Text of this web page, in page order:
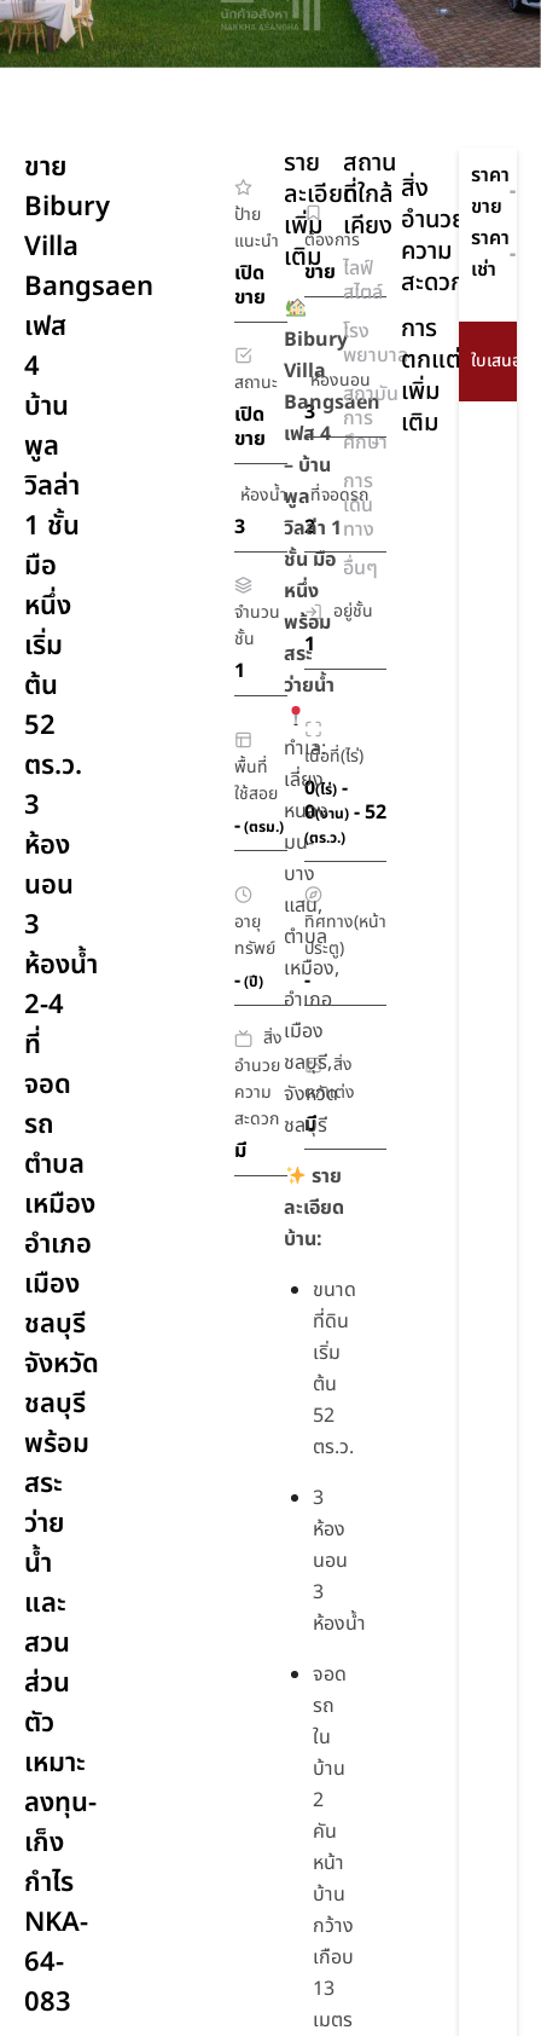
ขาย
Bibury
Villa
Bangsaen
เฟส
4
บ้าน
พูล
วิลล่า
1 ชั้น
มือ
หนึ่ง
เริ่ม
ต้น
52
ตร.ว.
3
ห้อง
นอน
3
ห้องน้ำ
2-4
ที่
จอด
รถ
ตำบล
เหมือง
อำเภอ
เมือง
ชลบุรี
จังหวัด
ชลบุรี
พร้อม
สระ
ว่าย
น้ำ
และ
สวน
ส่วน
ตัว
เหมาะ
ลงทุน-
เก็ง
กำไร
NKA-
64-
083
ป้าย
แนะนำ
เปิด
ขาย
ต้องการ
ขาย
สถานะ
เปิด
ขาย
ห้องนอน
3
ห้องน้ำ
3
ที่จอดรถ
2
จำนวน
ชั้น
1
อยู่ชั้น
1
พื้นที่
ใช้สอย
-(ตรม.)
เนื้อที่(ไร่)
0(ไร่) -
0(งาน) - 52
(ตร.ว.)
อายุ
ทรัพย์
-(ปี)
ทิศทาง(หน้า
ประตู)
-
สิ่ง
อำนวย
ความ
สะดวก
มี
สิ่ง
ตกแต่ง
มี
ราย
ละเอียด
เพิ่ม
เติม
Bibury
Villa
Bangsaen
เฟส 4
– บ้าน
พูล
วิลล่า 1
ชั้น มือ
หนึ่ง
พร้อม
สระ
ว่ายน้ำ
ทำเล:
เลี่ยง
หนอง
มน-
บาง
แสน,
ตำบล
เหมือง,
อำเภอ
เมือง
ชลบุรี,
จังหวัด
ชลบุรี
ราย
ละเอียด
บ้าน:
ขนาด
ที่ดิน
เริ่ม
ต้น
52
ตร.ว.
3
ห้อง
นอน
3
ห้องน้ำ
จอด
รถ
ใน
บ้าน
2
คัน
หน้า
บ้าน
กว้าง
เกือบ
13
เมตร
สถาน
ที่ใกล้
เคียง
ไลฟ์
สไตล์
โรง
พยาบาล
สถาบัน
การ
ศึกษา
การ
เดิน
ทาง
อื่นๆ
สิ่ง
อำนวย
ความ
สะดวก
การ
ตกแต่ง
เพิ่ม
เติม
ราคา
ขาย
-
ราคา
เช่า
-